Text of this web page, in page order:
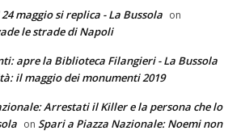
maggio si replica - La Bussola on
le strade di Napoli
apre la Biblioteca Filangieri - La Bussola
il maggio dei monumenti 2019
Arrestati il Killer e la persona che lo
on Spari a Piazza Nazionale: Noemi non